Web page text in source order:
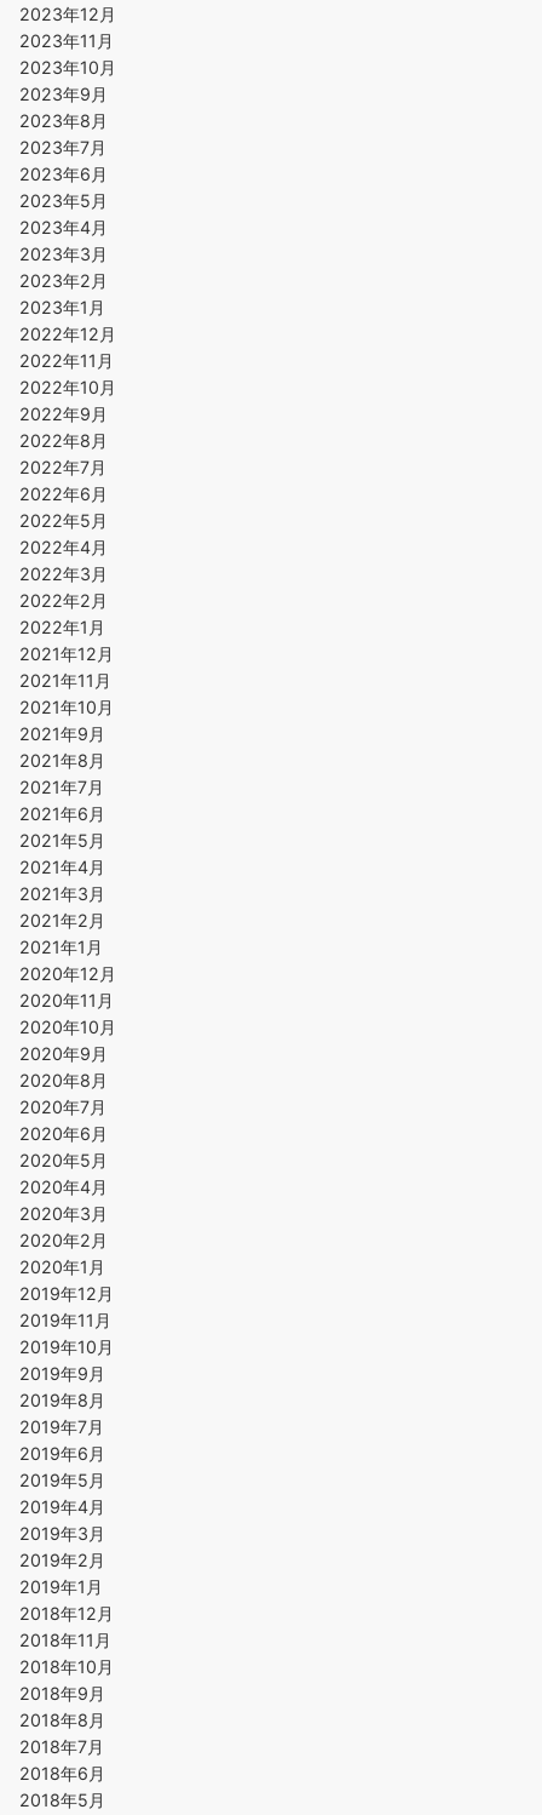
2023年12月
2023年11月
2023年10月
2023年9月
2023年8月
2023年7月
2023年6月
2023年5月
2023年4月
2023年3月
2023年2月
2023年1月
2022年12月
2022年11月
2022年10月
2022年9月
2022年8月
2022年7月
2022年6月
2022年5月
2022年4月
2022年3月
2022年2月
2022年1月
2021年12月
2021年11月
2021年10月
2021年9月
2021年8月
2021年7月
2021年6月
2021年5月
2021年4月
2021年3月
2021年2月
2021年1月
2020年12月
2020年11月
2020年10月
2020年9月
2020年8月
2020年7月
2020年6月
2020年5月
2020年4月
2020年3月
2020年2月
2020年1月
2019年12月
2019年11月
2019年10月
2019年9月
2019年8月
2019年7月
2019年6月
2019年5月
2019年4月
2019年3月
2019年2月
2019年1月
2018年12月
2018年11月
2018年10月
2018年9月
2018年8月
2018年7月
2018年6月
2018年5月